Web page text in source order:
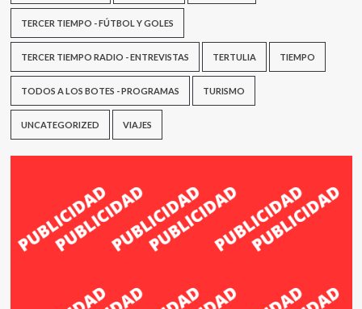
TERCER TIEMPO - FÚTBOL Y GOLES
TERCER TIEMPO RADIO - ENTREVISTAS TERTULIA TIEMPO
TODOS A LOS BOTES - PROGRAMAS TURISMO
UNCATEGORIZED VIAJES